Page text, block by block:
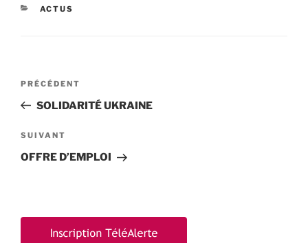
CATÉGORIES
ACTUS
Navigation
l’article
Article
précédent
PRÉCÉDENT
SOLIDARITÉ UKRAINE
Article
suivant
SUIVANT
OFFRE D’EMPLOI